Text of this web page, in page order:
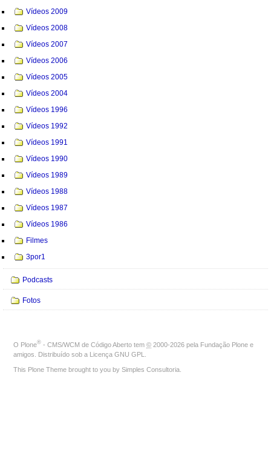
Vídeos 2009
Vídeos 2008
Vídeos 2007
Vídeos 2006
Vídeos 2005
Vídeos 2004
Vídeos 1996
Vídeos 1992
Vídeos 1991
Vídeos 1990
Vídeos 1989
Vídeos 1988
Vídeos 1987
Vídeos 1986
Filmes
3por1
Podcasts
Fotos
O Plone® - CMS/WCM de Código Aberto tem © 2000-2026 pela Fundação Plone e
amigos. Distribuído sob a Licença GNU GPL
This Plone Theme brought to you by Simples Consultoria